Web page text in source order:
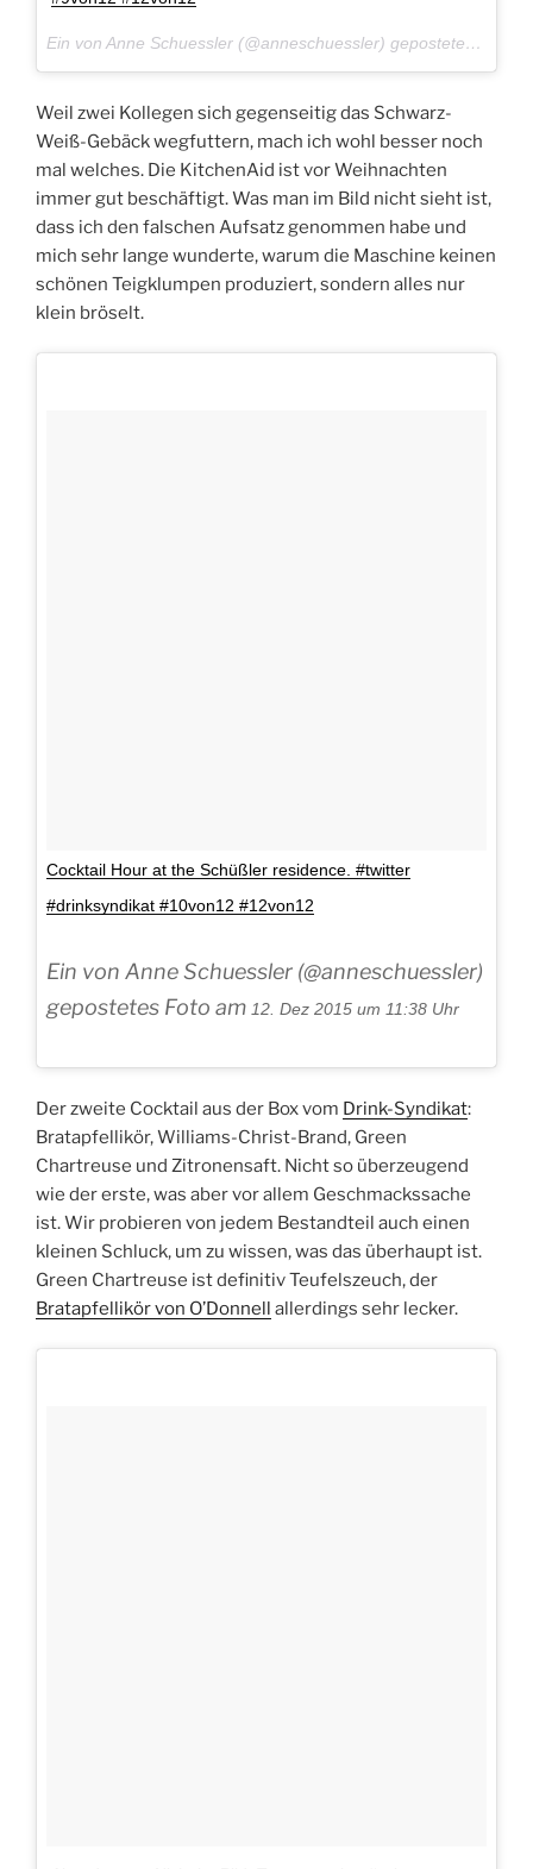
Ein von Anne Schuessler (@anneschuessler) gepostetes Foto am
Weil zwei Kollegen sich gegenseitig das Schwarz-
Weiß-Gebäck wegfuttern, mach ich wohl besser noch
mal welches. Die KitchenAid ist vor Weihnachten
immer gut beschäftigt. Was man im Bild nicht sieht ist,
dass ich den falschen Aufsatz genommen habe und
mich sehr lange wunderte, warum die Maschine keinen
schönen Teigklumpen produziert, sondern alles nur
klein bröselt.
Cocktail Hour at the Schüßler residence. #twitter
#drinksyndikat #10von12 #12von12
Ein von Anne Schuessler (@anneschuessler)
gepostetes Foto am 12. Dez 2015 um 11:38 Uhr
Der zweite Cocktail aus der Box vom Drink-Syndikat:
Bratapfellikör, Williams-Christ-Brand, Green
Chartreuse und Zitronensaft. Nicht so überzeugend
wie der erste, was aber vor allem Geschmackssache
ist. Wir probieren von jedem Bestandteil auch einen
kleinen Schluck, um zu wissen, was das überhaupt ist.
Green Chartreuse ist definitiv Teufelszeuch, der
Bratapfellikör von O’Donnell allerdings sehr lecker.